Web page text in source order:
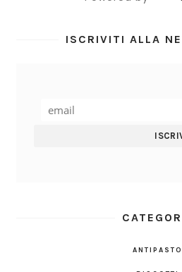
ISCRIVITI ALLA
ANTIPASTO